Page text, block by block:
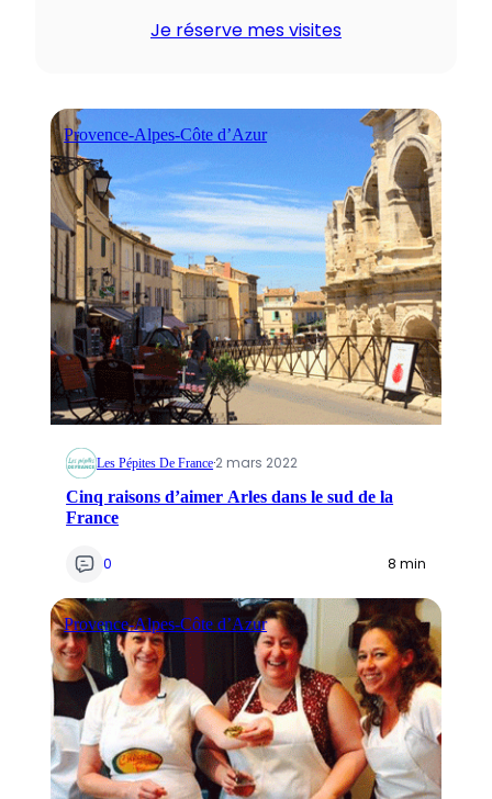
Je réserve mes visites
Provence-Alpes-Côte d’Azur
Les Pépites De France·2 mars 2022
Cinq raisons d’aimer Arles dans le sud de la
France
0 8 min
Provence-Alpes-Côte d’Azur